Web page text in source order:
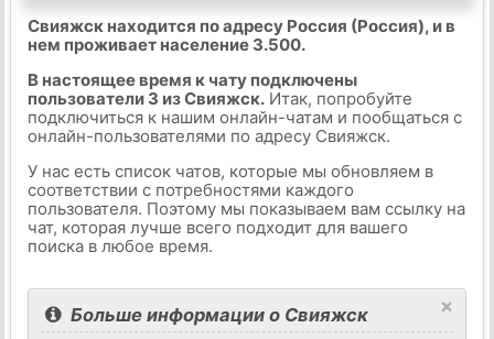
Свияжск находится по адресу Россия (Россия), и в
нем проживает население 3.500.
В настоящее время к чату подключены
пользователи 3 из Свияжск.Итак, попробуйте
подключиться к нашим онлайн-чатам и пообщаться с
онлайн-пользователями по адресу Свияжск.
У нас есть список чатов, которые мы обновляем в
соответствии с потребностями каждого
пользователя. Поэтому мы показываем вам ссылку на
чат, которая лучше всего подходит для вашего
поиска в любое время.
×
Больше информации о Свияжск